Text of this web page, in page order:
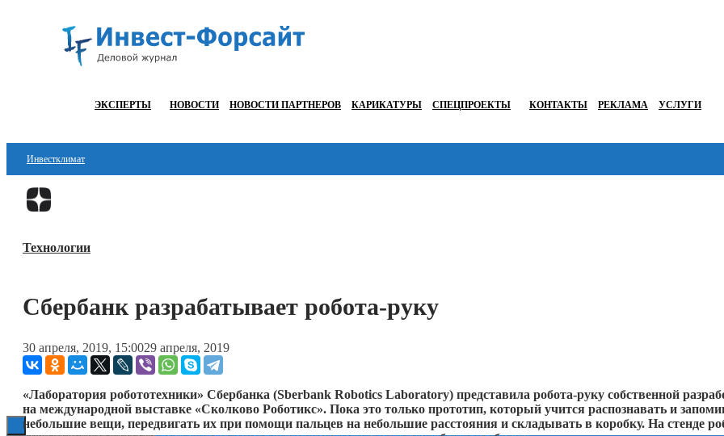
ЭКСПЕРТЫ НОВОСТИ НОВОСТИ ПАРТНЕРОВ КАРИКАТУРЫ СПЕЦПРОЕКТЫ КОНТАКТЫ РЕКЛАМА УСЛУГИ
Инвестклимат
Финансы
Блокчейн
Технологии
ESG
Технологии
Сбербанк разрабатывает робота-руку
30 апреля, 2019, 15:0029 апреля, 2019
«Лаборатория робототехники» Сбербанка (Sberbank Robotics Laboratory) представила робота-руку собственной
на международной выставке «Сколково Роботикс». Пока это только прототип, который учится распознавать и
небольшие вещи, передвигать их при помощи пальцев на небольшие расстояния и складывать в коробку. На стенде